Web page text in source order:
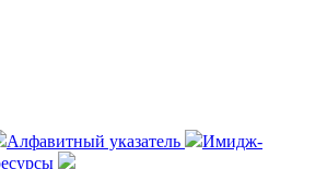
Алфавитный указатель
Имидж-